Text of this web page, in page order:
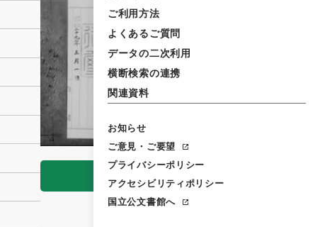
ご利用方法
よくあるご質問
データの二次利用
横断検索の連携
関連資料
お知らせ
ご意見・ご要望
プライバシーポリシー
アクセシビリティポリシー
国立公文書館へ